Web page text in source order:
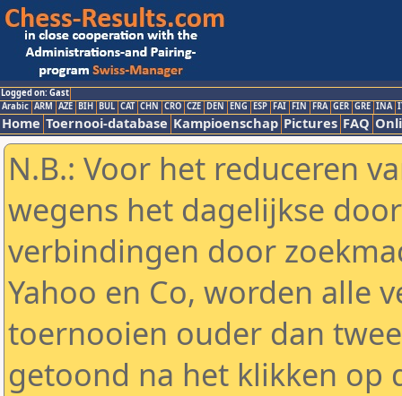
Logged on: Gast
Arabic ARM AZE BIH BUL CAT CHN CRO CZE DEN ENG ESP FAI FIN FRA GER GRE INA
Home Toernooi-database Kampioenschap Pictures FAQ
N.B.: Voor het reduceren
wegens het dagelijkse
verbindingen door
Yahoo en Co, worden alle
toernooien ouder dan
getoond na het klikken op